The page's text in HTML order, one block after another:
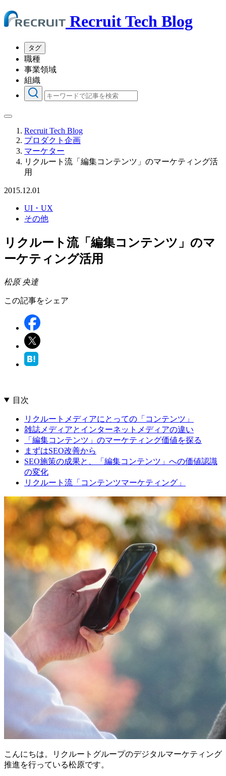
Recruit Tech Blog
タグ
職種
事業領域
組織
Recruit Tech Blog
プロダクト企画
マーケター
リクルート流「編集コンテンツ」のマーケティング活
用
2015.12.01
UI・UX
その他
リクルート流「編集コンテンツ」のマ
ーケティング活用
松原 央達
この記事をシェア
目次
リクルートメディアにとっての「コンテンツ」
雑誌メディアとインターネットメディアの違い
「編集コンテンツ」のマーケティング価値を探る
まずはSEO改善から
SEO施策の成果と、「編集コンテンツ」への価値認識
の変化
リクルート流「コンテンツマーケティング」
こんにちは。リクルートグループのデジタルマーケティング
推進を行っている松原です。